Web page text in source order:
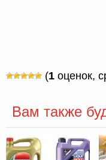
(1 оценок,
Вам также